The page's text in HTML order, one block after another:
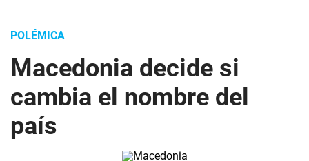
POLÉMICA
Macedonia decide si
cambia el nombre del
país